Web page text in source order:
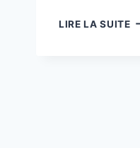
LIRE LA SUITE